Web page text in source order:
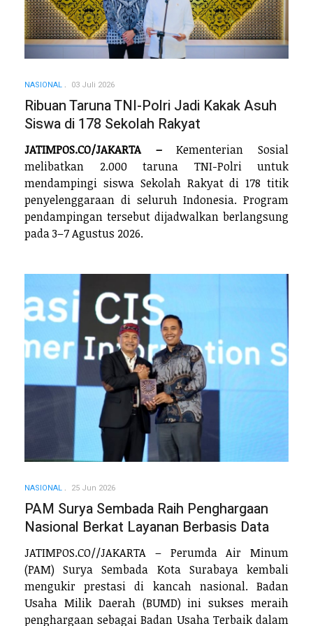
NASIONAL 03 Juli 2026
Ribuan Taruna TNI-Polri Jadi Kakak Asuh
Siswa di 178 Sekolah Rakyat
JATIMPOS.CO/JAKARTA –Kementerian Sosial
melibatkan 2.000 taruna TNI-Polri untuk
mendampingi siswa Sekolah Rakyat di 178 titik
penyelenggaraan di seluruh Indonesia. Program
pendampingan tersebut dijadwalkan berlangsung
pada 3–7 Agustus 2026.
NASIONAL 25 Jun 2026
PAM Surya Sembada Raih Penghargaan
Nasional Berkat Layanan Berbasis Data
JATIMPOS.CO//JAKARTA – Perumda Air Minum
(PAM) Surya Sembada Kota Surabaya kembali
mengukir prestasi di kancah nasional. Badan
Usaha Milik Daerah (BUMD) ini sukses meraih
penghargaan sebagai Badan Usaha Terbaik dalam